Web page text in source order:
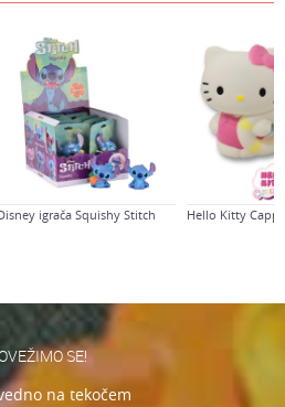
Deklice
4-6 let
POŠLJI
igrača Squishy Stitch Hello Kitty
SE!
na tekočem